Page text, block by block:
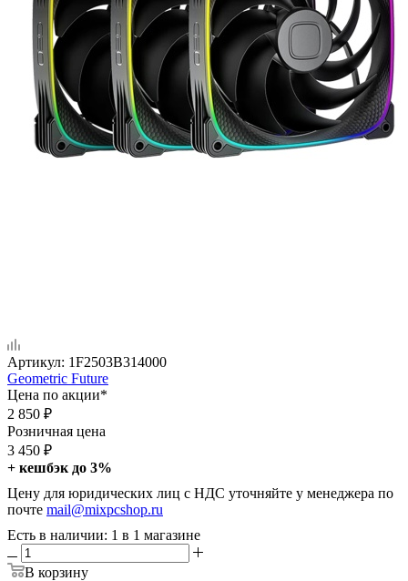
Артикул: 1F2503B314000
Geometric Future
Цена по акции*
2 850 ₽
Розничная цена
3 450 ₽
+ кешбэк до 3%
Цену для юридических лиц с НДС уточняйте у менеджера по
почте mail@mixpcshop.ru
Есть в наличии: 1 в 1 магазине
В корзину